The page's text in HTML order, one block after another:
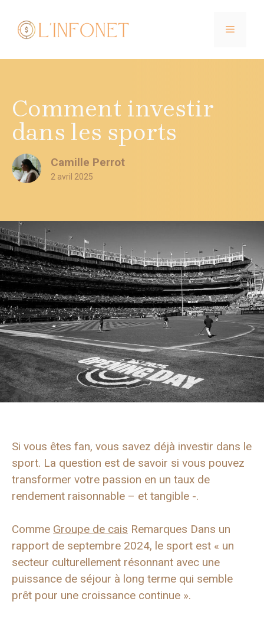
contenu
MENU
Comment investir
dans les sports
Camille Perrot
2 avril 2025
Si vous êtes fan, vous savez déjà investir dans le
sport. La question est de savoir si vous pouvez
transformer votre passion en un taux de
rendement raisonnable – et tangible -.
Comme Groupe de cais Remarques Dans un
rapport de septembre 2024, le sport est « un
secteur culturellement résonnant avec une
puissance de séjour à long terme qui semble
prêt pour une croissance continue ».